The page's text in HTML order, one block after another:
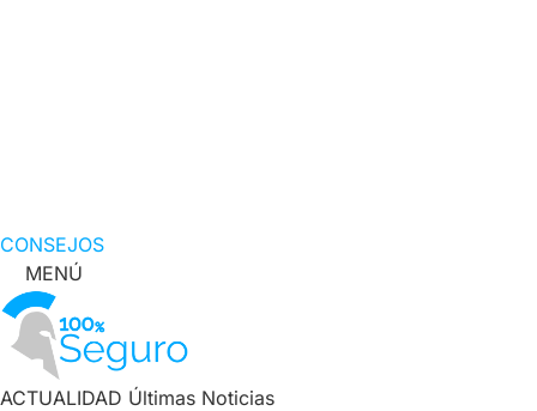
CONSEJOS
MENÚ
ACTUALIDAD Últimas Noticias